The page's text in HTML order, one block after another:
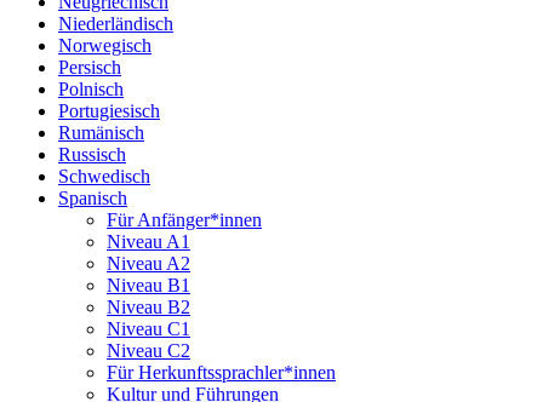
Niederländisch
Norwegisch
Persisch
Polnisch
Portugiesisch
Rumänisch
Russisch
Schwedisch
Spanisch
Für Anfänger*innen
Niveau A1
Niveau A2
Niveau B1
Niveau B2
Niveau C1
Niveau C2
Für Herkunftssprachler*innen
Kultur und Führungen